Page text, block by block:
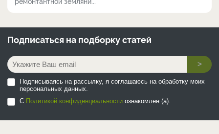
Подписаться на подборку статей
>
Подписываясь на рассылку, я соглашаюсь на обработку моих
персональных данных.
С Политикой конфиденциальности ознакомлен (а).